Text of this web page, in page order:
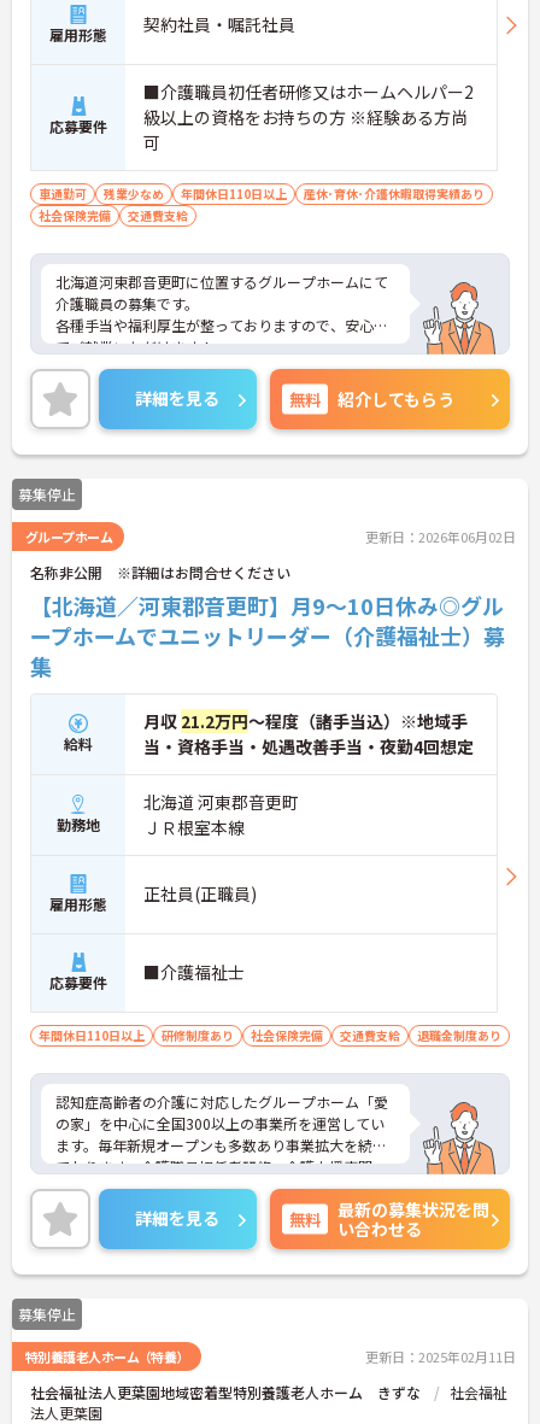
雇用形態 契約社員・嘱託社員
応募要件
■介護職員初任者研修又はホームヘルパー2
級以上の資格をお持ちの方 ※経験ある方尚
可
車通勤可 残業少なめ 年間休日110日以上
産休･育休･介護休暇取得実績あり
社会保険完備
交通費支給
北海道河東郡音更町に位置するグループホームにて
介護職員の募集です。
各種手当や福利厚生が整っておりますので、安心し
てご就業いただけます！
ご興味ある方には、面接対策ポイントなど、さらに
詳細をお話しいたしますのでお気軽にご相談くださ
い！
詳細を見る 無料 紹介してもらう
募集停止
グループホーム 更新日：2026年06月02日
名称非公開 ※詳細はお問合せください
【北海道／河東郡音更町】月9～10日休み◎グル
ープホームでユニットリーダー（介護福祉士）募
集
給料
月収 21.2万円～程度（諸手当込）※地域手
当・資格手当・処遇改善手当・夜勤4回想定
勤務地
北海道 河東郡音更町
ＪＲ根室本線
雇用形態 正社員(正職員)
応募要件 ■介護福祉士
年間休日110日以上 研修制度あり 社会保険完備 交通費支給 退職金制度あり
認知症高齢者の介護に対応したグループホーム「愛
の家」を中心に全国300以上の事業所を運営してい
ます。毎年新規オープンも多数あり事業拡大を続け
ております。介護職員初任者研修、介護支援専門
員、タクティールケアなどの資格取得のサポートあ
り！現場を最大限サポートするために、教育・研
修・採用を専門とする部署や、コンプライアンスを
推進する部署があり、グループ企業を含めた柔軟か
つ強固なバックアップがあります。ご興味ある方に
は、面接対策ポイントなど、さらに詳細をお話しい
たしますのでお気軽にご相談ください。
詳細を見る 無料
最新の募集状況を問
い合わせる
募集停止
特別養護老人ホーム（特養） 更新日：2025年02月11日
社会福祉法人更葉園地域密着型特別養護老人ホーム きずな
社会福祉
法人更葉園